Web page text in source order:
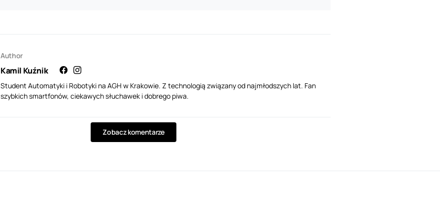
Author
Kamil Kuźnik
Student Automatyki i Robotyki na AGH w Krakowie. Z technologią związany od najmłodszych lat. Fan
szybkich smartfonów, ciekawych słuchawek i dobrego piwa.
Zobacz komentarze